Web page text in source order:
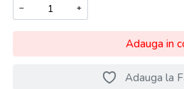
− +
Adauga in
Adauga la